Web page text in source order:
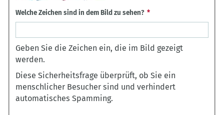
Welche Zeichen sind in dem Bild zu sehen?
Geben Sie die Zeichen ein, die im Bild gezeigt
werden.
Diese Sicherheitsfrage überprüft, ob Sie ein
menschlicher Besucher sind und verhindert
automatisches Spamming.